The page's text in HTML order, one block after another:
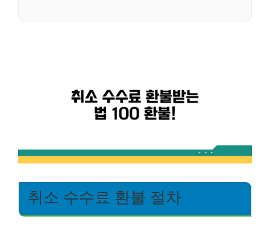
취소 수수료 환불 절차